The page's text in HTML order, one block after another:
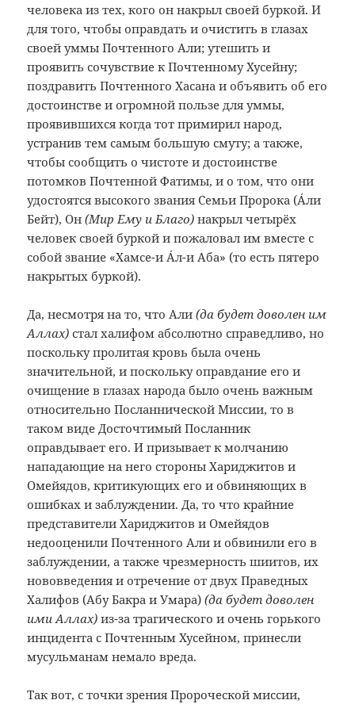
человека из тех, кого он накрыл своей буркой. И
для того, чтобы оправдать и очистить в глазах
своей уммы Почтенного Али; утешить и
проявить сочувствие к Почтенному Хусейну;
поздравить Почтенного Хасана и объявить об его
достоинстве и огромной пользе для уммы,
проявившихся когда тот примирил народ,
устранив тем самым большую смуту; а также,
чтобы сообщить о чистоте и достоинстве
потомков Почтенной Фатимы, и о том, что они
удостоятся высокого звания Семьи Пророка (Áли
Бейт), Он(Мир Ему и Благо) накрыл четырёх
человек своей буркой и пожаловал им вместе с
собой звание «Хамсе-и Áл-и Аба» (то есть пятеро
накрытых буркой).
Да, несмотря на то, что Али(да будет доволен им
Аллах) стал халифом абсолютно справедливо, но
поскольку пролитая кровь была очень
значительной, и поскольку оправдание его и
очищение в глазах народа было очень важным
относительно Посланнической Миссии, то в
таком виде Досточтимый Посланник
оправдывает его. И призывает к молчанию
нападающие на него стороны Хариджитов и
Омейядов, критикующих его и обвиняющих в
ошибках и заблуждении. Да, то что крайние
представители Хариджитов и Омейядов
недооценили Почтенного Али и обвинили его в
заблуждении, а также чрезмерность шиитов, их
нововведения и отречение от двух Праведных
Халифов (Абу Бакра и Умара)(да будет доволен
ими Аллах) из-за трагического и очень горького
инцидента с Почтенным Хусейном, принесли
мусульманам немало вреда.
Так вот, с точки зрения Пророческой миссии,